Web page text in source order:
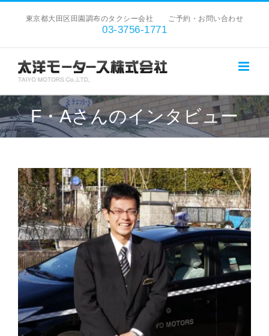
東京都大田区田園調布のタクシー会社 ご予約・お問い合わせ
03-3756-1771
F・Aさんのインタビュー